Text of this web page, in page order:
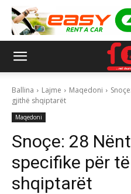
Ballina Lajme Maqedoni
gjithë shqiptarët
Maqedoni
Snoçe: 28
specifike për
shqiptarët